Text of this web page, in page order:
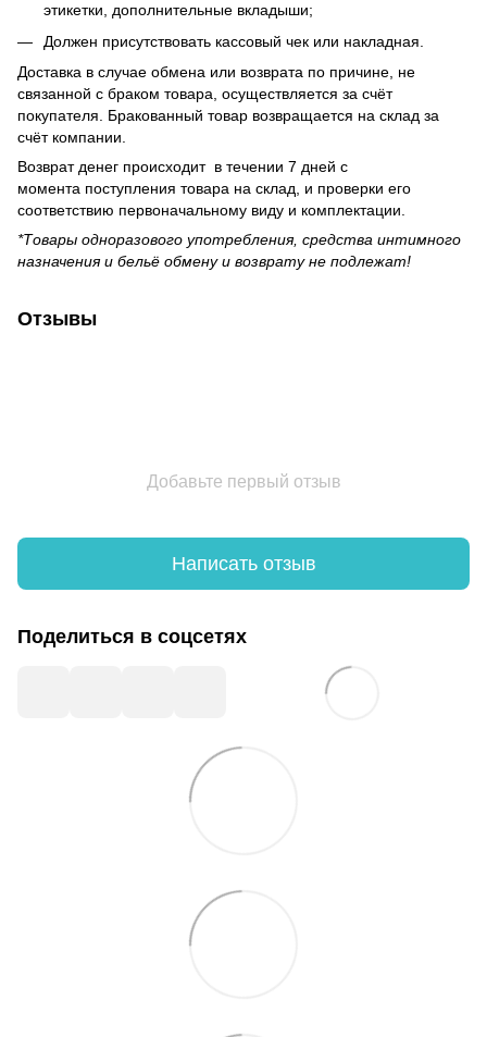
этикетки, дополнительные вкладыши;
Должен присутствовать кассовый чек или накладная.
Доставка в случае обмена или возврата по причине, не
связанной с браком товара, осуществляется за счёт
покупателя. Бракованный товар возвращается на склад за
счёт компании.
Возврат денег происходит в течении 7 дней с
момента поступления товара на склад, и проверки его
соответствию первоначальному виду и комплектации.
*Товары одноразового употребления, средства интимного
назначения и бельё обмену и возврату не подлежат!
Отзывы
Добавьте первый отзыв
Написать отзыв
Поделиться в соцсетях